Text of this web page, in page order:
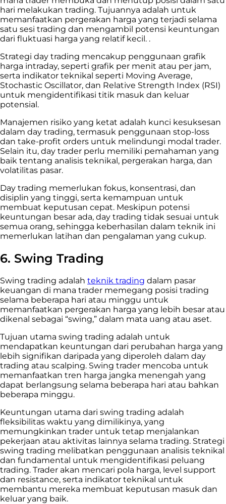
hari melakukan trading. Tujuannya adalah untuk
memanfaatkan pergerakan harga yang terjadi selama
satu sesi trading dan mengambil potensi keuntungan
dari fluktuasi harga yang relatif kecil. .
Strategi day trading mencakup penggunaan grafik
harga intraday, seperti grafik per menit atau per jam,
serta indikator teknikal seperti Moving Average,
Stochastic Oscillator, dan Relative Strength Index (RSI)
untuk mengidentifikasi titik masuk dan keluar
potensial.
Manajemen risiko yang ketat adalah kunci kesuksesan
dalam day trading, termasuk penggunaan stop-loss
dan take-profit orders untuk melindungi modal trader.
Selain itu, day trader perlu memiliki pemahaman yang
baik tentang analisis teknikal, pergerakan harga, dan
volatilitas pasar.
Day trading memerlukan fokus, konsentrasi, dan
disiplin yang tinggi, serta kemampuan untuk
membuat keputusan cepat. Meskipun potensi
keuntungan besar ada, day trading tidak sesuai untuk
semua orang, sehingga keberhasilan dalam teknik ini
memerlukan latihan dan pengalaman yang cukup.
6. Swing Trading
Swing trading adalah teknik trading dalam pasar
keuangan di mana trader memegang posisi trading
selama beberapa hari atau minggu untuk
memanfaatkan pergerakan harga yang lebih besar atau
dikenal sebagai “swing,” dalam mata uang atau aset.
Tujuan utama swing trading adalah untuk
mendapatkan keuntungan dari perubahan harga yang
lebih signifikan daripada yang diperoleh dalam day
trading atau scalping. Swing trader mencoba untuk
memanfaatkan tren harga jangka menengah yang
dapat berlangsung selama beberapa hari atau bahkan
beberapa minggu.
Keuntungan utama dari swing trading adalah
fleksibilitas waktu yang dimilikinya, yang
memungkinkan trader untuk tetap menjalankan
pekerjaan atau aktivitas lainnya selama trading. Strategi
swing trading melibatkan penggunaan analisis teknikal
dan fundamental untuk mengidentifikasi peluang
trading. Trader akan mencari pola harga, level support
dan resistance, serta indikator teknikal untuk
membantu mereka membuat keputusan masuk dan
keluar yang baik.